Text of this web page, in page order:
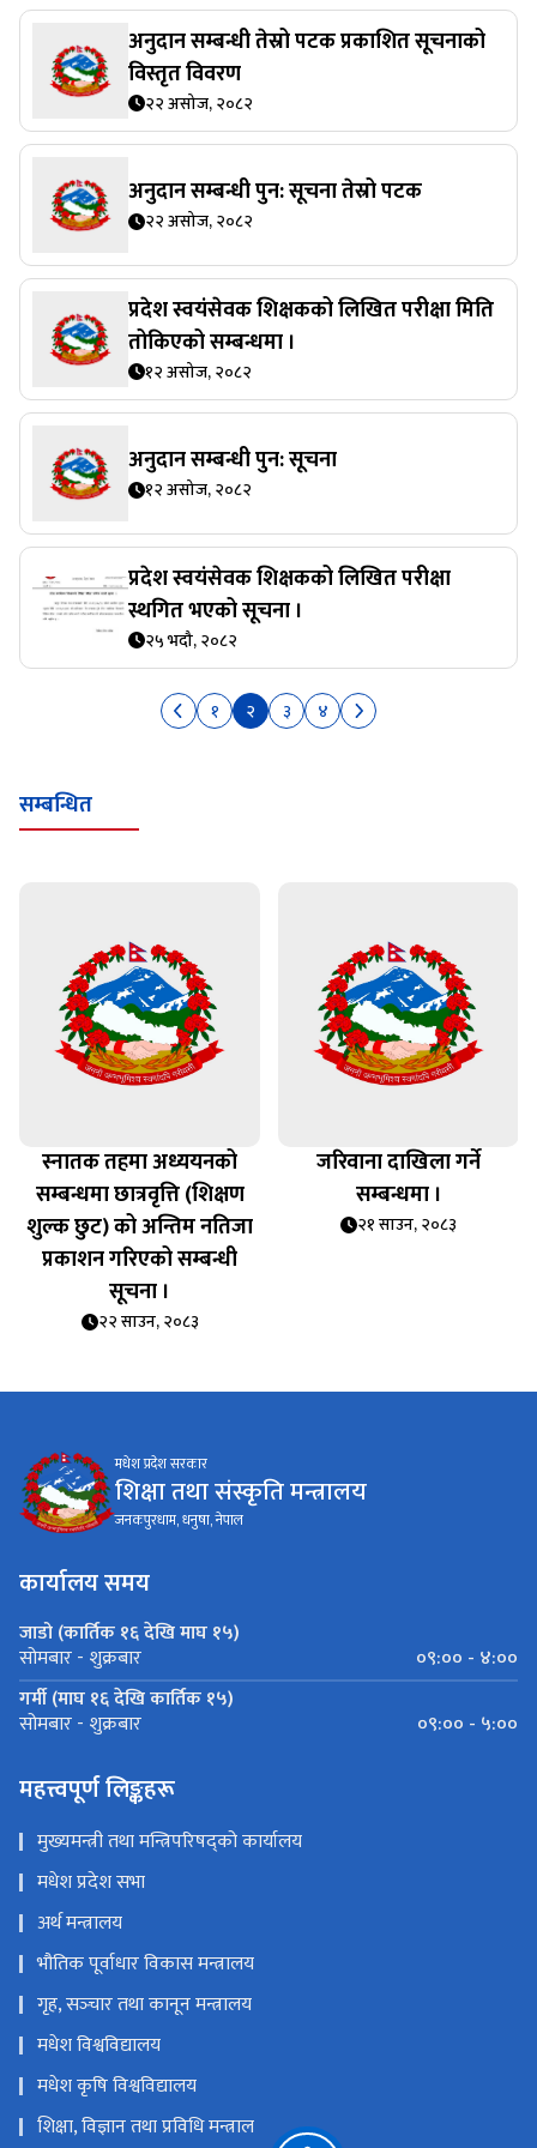
अनुदान सम्बन्धी तेस्रो पटक प्रकाशित सूचनाको
विस्तृत विवरण
२२ असोज, २०८२
अनुदान सम्बन्धी पुन: सूचना तेस्रो पटक
२२ असोज, २०८२
प्रदेश स्वयंसेवक शिक्षकको लिखित परीक्षा मिति
तोकिएको सम्बन्धमा ।
१२ असोज, २०८२
अनुदान सम्बन्धी पुन: सूचना
१२ असोज, २०८२
प्रदेश स्वयंसेवक शिक्षकको लिखित परीक्षा
स्थगित भएको सूचना ।
२५ भदौ, २०८२
१ २ ३ ४
सम्बन्धित
स्नातक तहमा अध्ययनको
सम्बन्धमा छात्रवृत्ति (शिक्षण
शुल्क छुट) को अन्तिम नतिजा
प्रकाशन गरिएको सम्बन्धी
सूचना ।
२२ साउन, २०८३
जरिवाना दाखिला गर्ने
सम्बन्धमा ।
२१ साउन, २०८३
मधेश प्रदेश सरकार
शिक्षा तथा संस्कृति मन्त्रालय
जनकपुरधाम, धनुषा, नेपाल
कार्यालय समय
जाडो (कार्तिक १६ देखि माघ १५)
सोमबार - शुक्रबार
०९:०० - ४:००
गर्मी (माघ १६ देखि कार्तिक १५)
सोमबार - शुक्रबार ०९:०० - ५:००
महत्त्वपूर्ण लिङ्कहरू
मुख्यमन्त्री तथा मन्त्रिपरिषद्को कार्यालय
मधेश प्रदेश सभा
अर्थ मन्त्रालय
भौतिक पूर्वाधार विकास मन्त्रालय
गृह, सञ्‍चार तथा कानून मन्त्रालय
मधेश विश्वविद्यालय
मधेश कृषि विश्वविद्यालय
शिक्षा, विज्ञान तथा प्रविधि मन्त्राल